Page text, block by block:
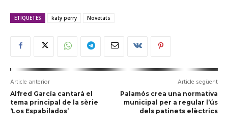
ETIQUETES katy perry Novetats
Article anterior
Alfred García cantarà el
tema principal de la sèrie
‘Los Espabilados’
Article següent
Palamós crea una normativa
municipal per a regular l’ús
dels patinets elèctrics